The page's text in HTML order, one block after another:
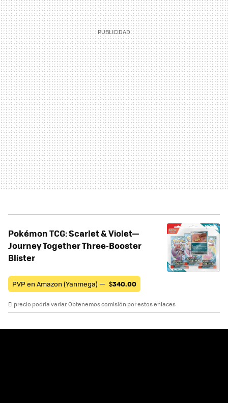
Pokémon TCG: Scarlet & Violet—
Journey Together Three-Booster
Blister
PVP en Amazon (Yanmega) — $340.00
El precio podría variar. Obtenemos comisión por estos enlaces